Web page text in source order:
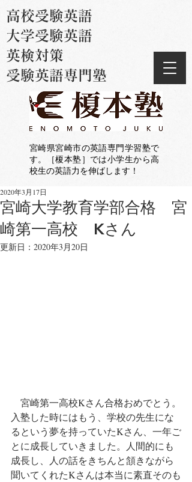
宮崎県宮崎市の英語専門学習塾で
す。［榎本塾］では小学生から高
校生の英語力を伸ばします！
高校受験英語
大学受験英語
英検対策
受験英語専門塾
宮崎大学教育学部合格 宮
崎第一高校 Kさん
2020年3月17日
更新日： 2020年3月20日
宮崎第一高校Kさん合格おめでとう。
入塾した時にはもう、学校の先生にな
るという夢を持っていたKさん、一年ご
とに成長していきました。人間的にも
成長し、人の話をきちんと頷きながら
聞いてくれたKさんは本当に素直そのも